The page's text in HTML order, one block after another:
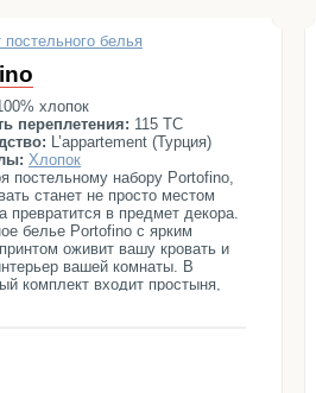
постельного белья
хлопок
переплетения: 115 ТС
L’appartement (Турция)
Хлопок
постельному набору Portofino,
станет не просто местом
превратится в предмет декора.
белье Portofino с ярким
оживит вашу кровать и
вашей комнаты. В
комплект входит простыня,